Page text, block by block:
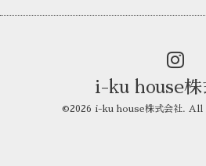
i-ku house株
©2026 i-ku house株式会社. All